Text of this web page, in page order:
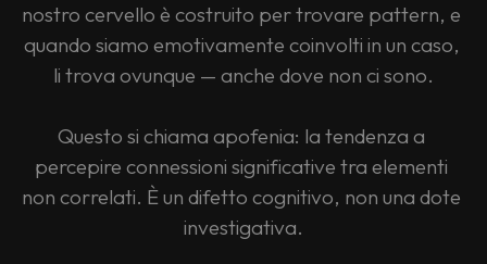
nostro cervello è costruito per trovare pattern, e
quando siamo emotivamente coinvolti in un caso,
li trova ovunque — anche dove non ci sono.
Questo si chiama apofenia: la tendenza a
percepire connessioni significative tra elementi
non correlati. È un difetto cognitivo, non una dote
investigativa.